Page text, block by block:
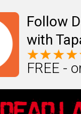
Follow
with
FREE -